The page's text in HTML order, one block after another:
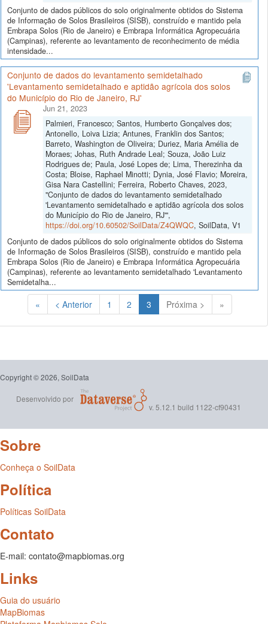
Conjunto de dados públicos do solo originalmente obtidos do Sistema
de Informação de Solos Brasileiros (SISB), construído e mantido pela
Embrapa Solos (Rio de Janeiro) e Embrapa Informática Agropecuária
(Campinas), referente ao levantamento de reconhecimento de média
intensidade...
Conjunto de dados do levantamento semidetalhado
'Levantamento semidetalhado e aptidão agrícola dos solos
do Município do Rio de Janeiro, RJ'
Jun 21, 2023
Palmieri, Francesco; Santos, Humberto Gonçalves dos;
Antonello, Loiva Lizia; Antunes, Franklin dos Santos;
Barreto, Washington de Oliveira; Duriez, Maria Amélia de
Moraes; Johas, Ruth Andrade Leal; Souza, João Luiz
Rodrigues de; Paula, José Lopes de; Lima, Therezinha da
Costa; Bloise, Raphael Minotti; Dynia, José Flavio; Moreira,
Gisa Nara Castellini; Ferreira, Roberto Chaves, 2023,
"Conjunto de dados do levantamento semidetalhado
'Levantamento semidetalhado e aptidão agrícola dos solos
do Município do Rio de Janeiro, RJ'",
https://doi.org/10.60502/SoilData/Z4QWQC, SoilData, V1
Conjunto de dados públicos do solo originalmente obtidos do Sistema
de Informação de Solos Brasileiros (SISB), construído e mantido pela
Embrapa Solos (Rio de Janeiro) e Embrapa Informática Agropecuária
(Campinas), referente ao levantamento semidetalhado 'Levantamento
Semidetalha...
« < Anterior 1 2 3(Atual)Próxima > »
Copyright © 2026, SoilData
Desenvolvido por
v. 5.12.1 build 1122-cf90431
Sobre
Conheça o SoilData
Política
Políticas SoilData
Contato
E-mail: contato@mapbiomas.org
Links
Guia do usuário
MapBiomas